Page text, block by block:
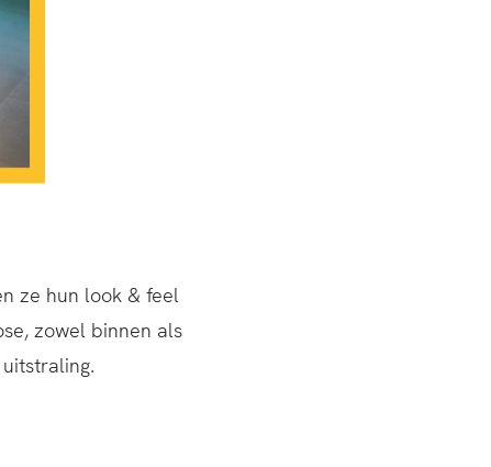
ze hun look & feel
zowel binnen als